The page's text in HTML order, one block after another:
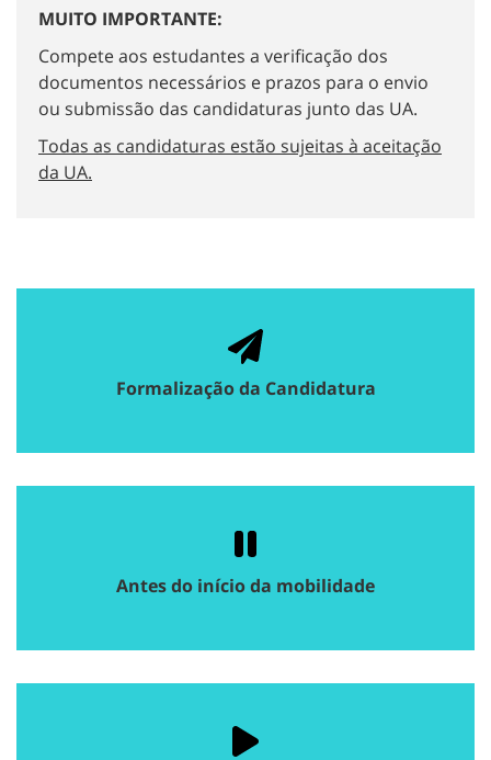
MUITO IMPORTANTE:
Compete aos estudantes a verificação dos
documentos necessários e prazos para o envio
ou submissão das candidaturas junto das UA.
Todas as candidaturas estão sujeitas à aceitação
da UA.
Formalização da Candidatura
Antes do início da mobilidade